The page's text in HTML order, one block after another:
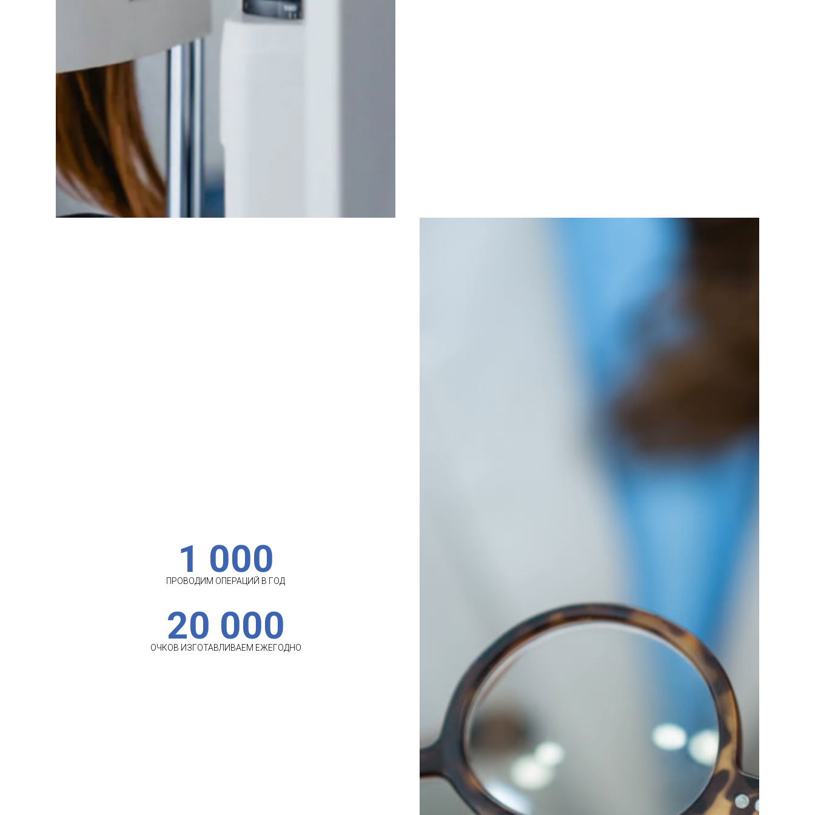
1 000
ПРОВОДИМ ОПЕРАЦИЙ В ГОД
20 000
ОЧКОВ ИЗГОТАВЛИВАЕМ ЕЖЕГОДНО